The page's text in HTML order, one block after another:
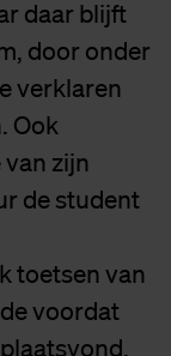
daar blijft
door onder
verklaren
Ook
zijn
de student
toetsen van
voordat